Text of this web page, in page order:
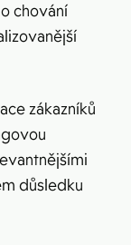
chování
zákazníků
důsledku